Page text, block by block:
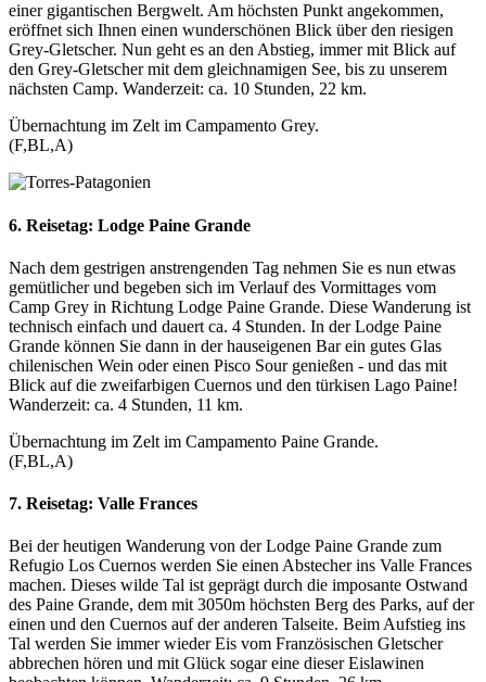
einer gigantischen Bergwelt. Am höchsten Punkt angekommen,
eröffnet sich Ihnen einen wunderschönen Blick über den riesigen
Grey-Gletscher. Nun geht es an den Abstieg, immer mit Blick auf
den Grey-Gletscher mit dem gleichnamigen See, bis zu unserem
nächsten Camp. Wanderzeit: ca. 10 Stunden, 22 km.
Übernachtung im Zelt im Campamento Grey.
(F,BL,A)
6. Reisetag: Lodge Paine Grande
Nach dem gestrigen anstrengenden Tag nehmen Sie es nun etwas
gemütlicher und begeben sich im Verlauf des Vormittages vom
Camp Grey in Richtung Lodge Paine Grande. Diese Wanderung ist
technisch einfach und dauert ca. 4 Stunden. In der Lodge Paine
Grande können Sie dann in der hauseigenen Bar ein gutes Glas
chilenischen Wein oder einen Pisco Sour genießen - und das mit
Blick auf die zweifarbigen Cuernos und den türkisen Lago Paine!
Wanderzeit: ca. 4 Stunden, 11 km.
Übernachtung im Zelt im Campamento Paine Grande.
(F,BL,A)
7. Reisetag: Valle Frances
Bei der heutigen Wanderung von der Lodge Paine Grande zum
Refugio Los Cuernos werden Sie einen Abstecher ins Valle Frances
machen. Dieses wilde Tal ist geprägt durch die imposante Ostwand
des Paine Grande, dem mit 3050m höchsten Berg des Parks, auf der
einen und den Cuernos auf der anderen Talseite. Beim Aufstieg ins
Tal werden Sie immer wieder Eis vom Französischen Gletscher
abbrechen hören und mit Glück sogar eine dieser Eislawinen